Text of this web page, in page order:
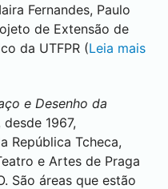
Fernandes, Paulo
de Extensão de
da UTFPR (Leia mais
e Desenho da
1967,
República Tcheca,
e Artes de Praga
São áreas que estão